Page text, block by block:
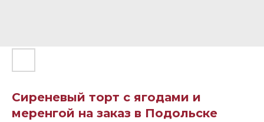
Сиреневый торт с ягодами и
меренгой на заказ в Подольске